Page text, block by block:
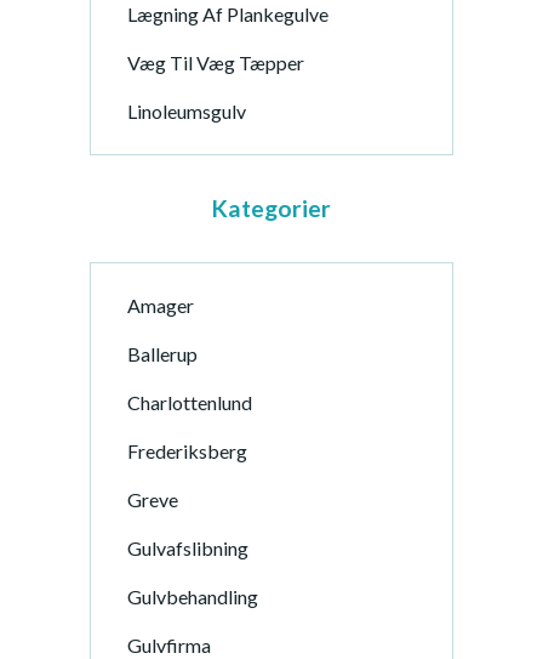
Lægning Af Plankegulve
Væg Til Væg Tæpper
Linoleumsgulv
Kategorier
Amager
Ballerup
Charlottenlund
Frederiksberg
Greve
Gulvafslibning
Gulvbehandling
Gulvfirma